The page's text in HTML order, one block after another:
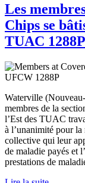
Les
Chips se
TUAC 1288P
Waterville
membres de la
l’Est des TUAC
à l’unanimité pour
collective qui leur
de maladie payés et
prestations de